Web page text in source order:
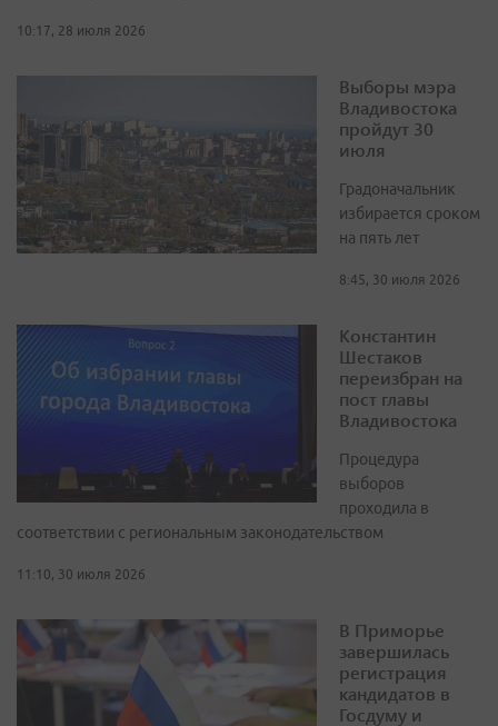
10:17, 28 июля 2026
Выборы мэра
Владивостока
пройдут 30
июля
Градоначальник
избирается сроком
на пять лет
8:45, 30 июля 2026
Константин
Шестаков
переизбран на
пост главы
Владивостока
Процедура
выборов
проходила в
соответствии с региональным законодательством
11:10, 30 июля 2026
В Приморье
завершилась
регистрация
кандидатов в
Госдуму и